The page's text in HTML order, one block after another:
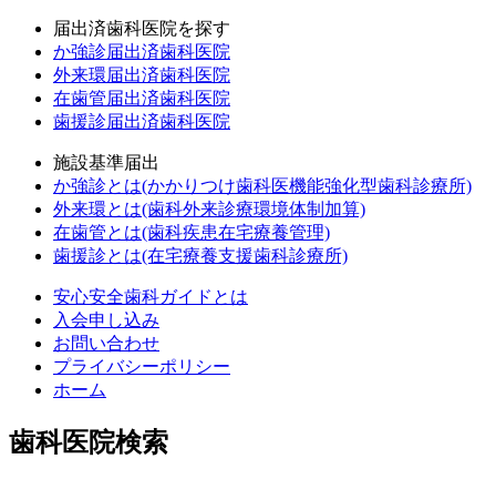
届出済歯科医院を探す
か強診届出済歯科医院
外来環届出済歯科医院
在歯管届出済歯科医院
歯援診届出済歯科医院
施設基準届出
か強診とは(かかりつけ歯科医機能強化型歯科診療所)
外来環とは(歯科外来診療環境体制加算)
在歯管とは(歯科疾患在宅療養管理)
歯援診とは(在宅療養支援歯科診療所)
安心安全歯科ガイドとは
入会申し込み
お問い合わせ
プライバシーポリシー
ホーム
歯科医院検索